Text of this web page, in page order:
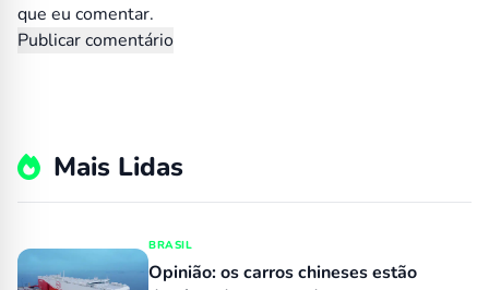
que eu comentar.
Mais Lidas
BRASIL
Opinião: os carros chineses estão